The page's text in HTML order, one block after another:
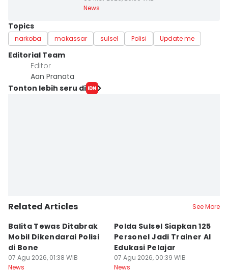
News
Topics
narkoba makassar sulsel Polisi Update me
Editorial Team
Editor
Aan Pranata
Tonton lebih seru di
Related Articles See More
Balita Tewas Ditabrak
Mobil Dikendarai Polisi
di Bone
07 Agu 2026, 01:38 WIB
News
Polda Sulsel Siapkan 125
Personel Jadi Trainer AI
Edukasi Pelajar
07 Agu 2026, 00:39 WIB
News